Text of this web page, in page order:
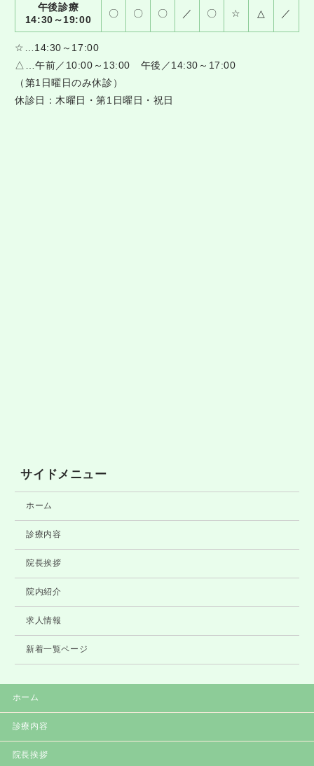
午後診療
14:30～19:00
〇 〇 〇 ／ 〇 ☆ △ ／
☆…14:30～17:00
△…午前／10:00～13:00 午後／14:30～17:00
（第1日曜日のみ休診）
休診日：木曜日・第1日曜日・祝日
サイドメニュー
ホーム
診療内容
院長挨拶
院内紹介
求人情報
新着一覧ページ
ホーム
診療内容
院長挨拶